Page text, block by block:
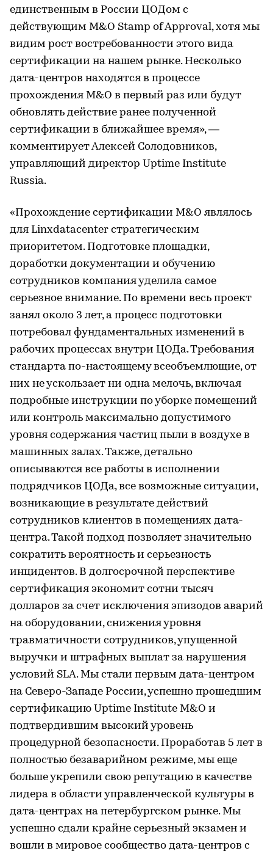
единственным в России ЦОДом с
действующим M&O Stamp of Approval, хотя мы
видим рост востребованности этого вида
сертификации на нашем рынке. Несколько
дата-центров находятся в процессе
прохождения M&O в первый раз или будут
обновлять действие ранее полученной
сертификации в ближайшее время», —
комментирует Алексей Солодовников,
управляющий директор Uptime Institute
Russia.
«Прохождение сертификации M&O являлось
для Linxdatacenter стратегическим
приоритетом. Подготовке площадки,
доработки документации и обучению
сотрудников компания уделила самое
серьезное внимание. По времени весь проект
занял около 3 лет, а процесс подготовки
потребовал фундаментальных изменений в
рабочих процессах внутри ЦОДа. Требования
стандарта по-настоящему всеобъемлющие, от
них не ускользает ни одна мелочь, включая
подробные инструкции по уборке помещений
или контроль максимально допустимого
уровня содержания частиц пыли в воздухе в
машинных залах. Также, детально
описываются все работы в исполнении
подрядчиков ЦОДа, все возможные ситуации,
возникающие в результате действий
сотрудников клиентов в помещениях дата-
центра. Такой подход позволяет значительно
сократить вероятность и серьезность
инцидентов. В долгосрочной перспективе
сертификация экономит сотни тысяч
долларов за счет исключения эпизодов аварий
на оборудовании, снижения уровня
травматичности сотрудников, упущенной
выручки и штрафных выплат за нарушения
условий SLA. Мы стали первым дата-центром
на Северо-Западе России, успешно прошедшим
сертификацию Uptime Institute M&O и
подтвердившим высокий уровень
процедурной безопасности. Проработав 5 лет в
полностью безаварийном режиме, мы еще
больше укрепили свою репутацию в качестве
лидера в области управленческой культуры в
дата-центрах на петербургском рынке. Мы
успешно сдали крайне серьезный экзамен и
вошли в мировое сообщество дата-центров с